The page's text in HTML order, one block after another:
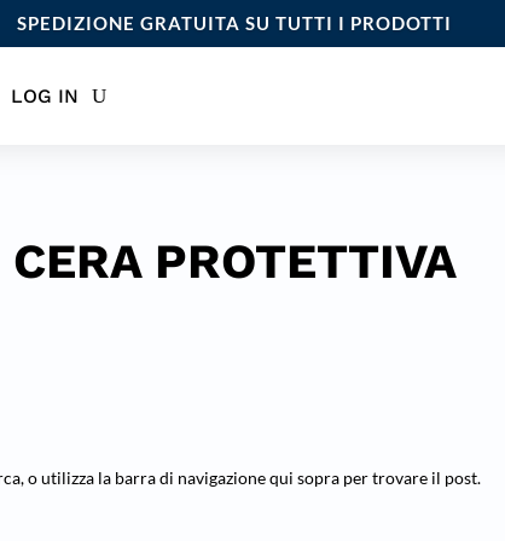
SPEDIZIONE GRATUITA SU TUTTI I PRODOTTI
LOG IN
CERA PROTETTIVA
o utilizza la barra di navigazione qui sopra per trovare il post.